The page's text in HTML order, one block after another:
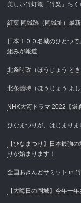
美しい竹灯篭「竹楽」ち
紅葉 岡城跡（岡城址）最
日本１００名城のひとつ
組みが報道
北条時政（ほうじょう と
北条義時（ほうじょう よ
NHK大河ドラマ 2022【鎌
ひなまつりが、はじまり
【ひなまつり】日本最強
りが始まります！
全国あきんどサミット in
【大晦日の岡城】今年一